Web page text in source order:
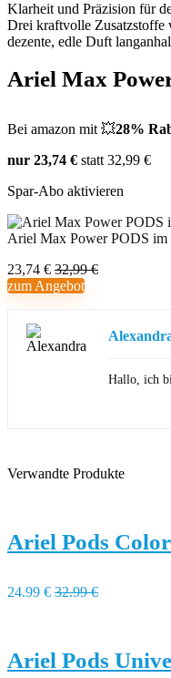
Klarheit und Präzision für
Drei kraftvolle Zusatzstoffe
dezente, edle Duft
Ariel Max
Bei amazon mit 💥28%
nur 23,74 € statt 32,99 €
Spar-Abo aktivieren
Ariel Max Power PODS im
23,74 € 32,99 €
zum Angebot
Hallo, ich
Verwandte Produkte
Ariel Pods
24.99 € 32.99 €
Ariel Pods